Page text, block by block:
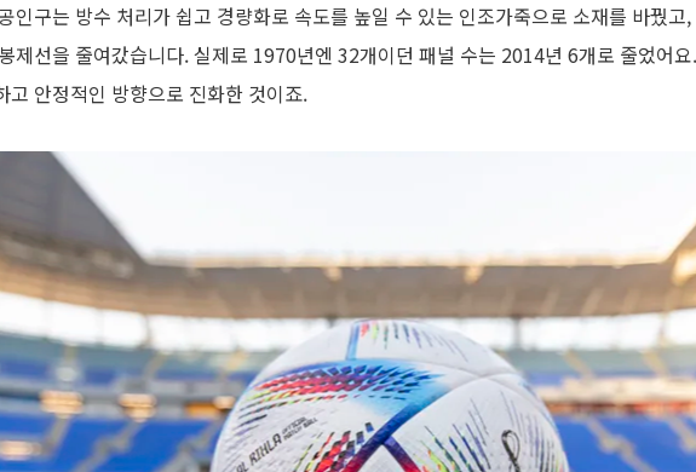
인구는 방수 처리가 쉽고 경량화로 속도를 높일 수 있는 인조가죽으로 소재를 바꿨고
제선을 줄여갔습니다. 실제로 1970년엔 32개이던 패널 수는 2014년 6개로 줄었어
고 안정적인 방향으로 진화한 것이죠.